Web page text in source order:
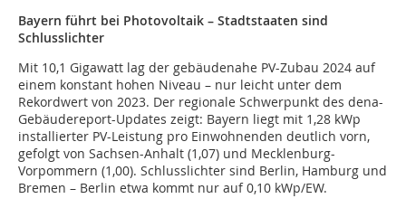
Bayern führt bei Photovoltaik – Stadtstaaten sind
Schlusslichter
Mit 10,1 Gigawatt lag der gebäudenahe PV-Zubau 2024 auf
einem konstant hohen Niveau – nur leicht unter dem
Rekordwert von 2023. Der regionale Schwerpunkt des dena-
Gebäudereport-Updates zeigt: Bayern liegt mit 1,28 kWp
installierter PV-Leistung pro Einwohnenden deutlich vorn,
gefolgt von Sachsen-Anhalt (1,07) und Mecklenburg-
Vorpommern (1,00). Schlusslichter sind Berlin, Hamburg und
Bremen – Berlin etwa kommt nur auf 0,10 kWp/EW.